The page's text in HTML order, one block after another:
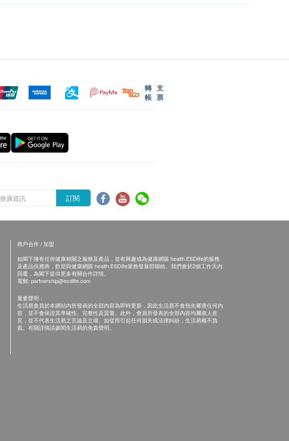
轉
帳
支
票
訂閱
商戶合作 / 加盟
如閣下擁有任何健康相關之服務及產品，並有興趣成為健康網購 health.ESDlife的服務
及產品供應商，歡迎與健康網購 health.ESDlife業務發展部聯絡。我們會於2個工作天內
回覆，為閣下提供更多有關合作詳情。
電郵: partnership@esdlife.com
重要聲明：
生活易會員於本網站內所發表的全部內容為即時更新，因此生活易不會預先審查任何內
容，並不會保證其準確性、完整性及質量。此外，會員所發表的全部內容均屬個人意
見，並不代表生活易之言論及立場。如從而引起任何損失或法律糾紛，生活易概不負
責。有關詳情請參閱生活易的免責聲明。